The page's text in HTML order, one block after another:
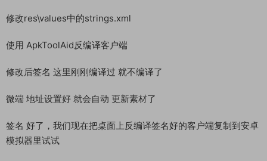
修改res\values中的strings.xml
使用 ApkToolAid反编译客户端
修改后签名 这里刚刚编译过 就不编译了
微端 地址设置好 就会自动 更新素材了
签名 好了，我们现在把桌面上反编译签名好的客户端复制到安卓
模拟器里试试